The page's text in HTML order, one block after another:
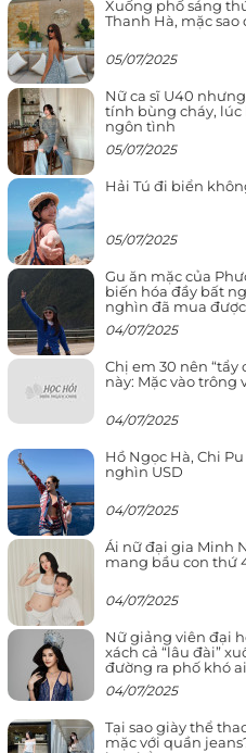
Xuống phố sáng
Thanh Hà, mặc
05/07/2025
Nữ ca sĩ U40
tính bùng cháy, lúc
ngôn tình
05/07/2025
Hải Tú đi biển
05/07/2025
Gu ăn mặc của
biến hóa đầy bất
nghìn đã mua được
04/07/2025
Chị em 30 nên
này: Mặc vào trông
04/07/2025
Hồ Ngọc Hà, Chi
nghìn USD
04/07/2025
Ái nữ đại gia Minh
mang bầu con thứ
04/07/2025
Nữ giảng viên đại
xách cả “lâu đài”
đường ra phố khó
04/07/2025
Tại sao giày thể
mặc với quần